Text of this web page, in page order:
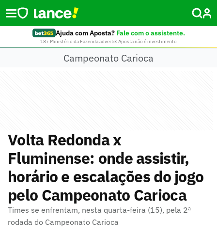
Ajuda com Aposta? Fale com o assistente.
18+ Ministério da Fazenda adverte: Aposta não é investimento
Campeonato Carioca
Volta Redonda x
Fluminense: onde assistir,
horário e escalações do jogo
pelo Campeonato Carioca
Times se enfrentam, nesta quarta-feira (15), pela 2ª
rodada do Campeonato Carioca